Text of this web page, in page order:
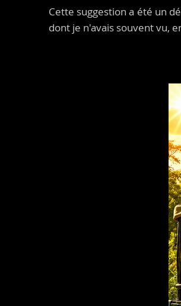
Cette suggestion a été un
dont je n'avais souvent vu,